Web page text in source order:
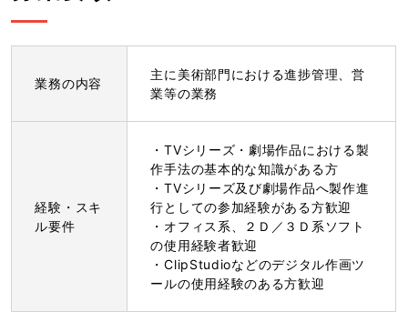
業務の内容
主に美術部門における進捗管理、営
業等の業務
経験・スキ
ル要件
・TVシリーズ・劇場作品における製
作手法の基本的な知識がある方
・TVシリーズ及び劇場作品へ製作進
行としての参加経験がある方歓迎
・オフィス系、２Ｄ／３Ｄ系ソフト
の使用経験者歓迎
・ClipStudioなどのデジタル作画ツ
ールの使用経験のある方歓迎